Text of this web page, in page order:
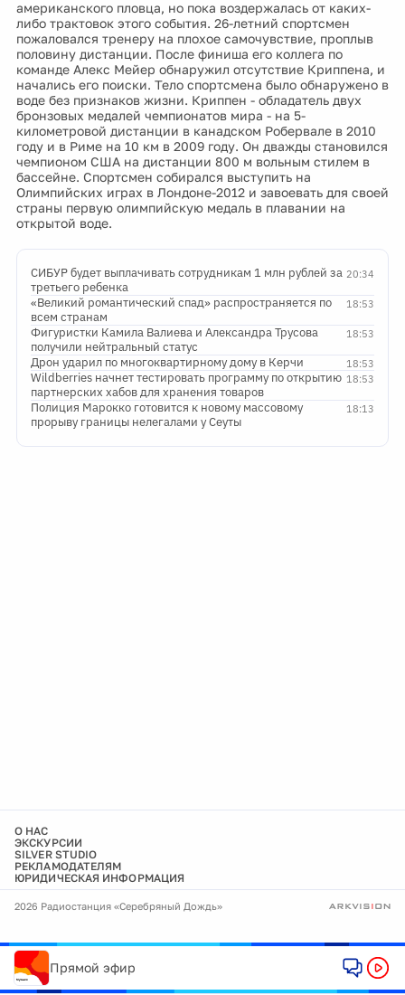
американского пловца, но пока воздержалась от каких-
либо трактовок этого события. 26-летний спортсмен
пожаловался тренеру на плохое самочувствие, проплыв
половину дистанции. После финиша его коллега по
команде Алекс Мейер обнаружил отсутствие Криппена, и
начались его поиски. Тело спортсмена было обнаружено в
воде без признаков жизни. Криппен - обладатель двух
бронзовых медалей чемпионатов мира - на 5-
километровой дистанции в канадском Робервале в 2010
году и в Риме на 10 км в 2009 году. Он дважды становился
чемпионом США на дистанции 800 м вольным стилем в
бассейне. Спортсмен собирался выступить на
Олимпийских играх в Лондоне-2012 и завоевать для своей
страны первую олимпийскую медаль в плавании на
открытой воде.
20:34
СИБУР будет выплачивать сотрудникам 1 млн рублей за
третьего ребенка
18:53
«Великий романтический спад» распространяется по
всем странам
18:53
Фигуристки Камила Валиева и Александра Трусова
получили нейтральный статус
18:53
Дрон ударил по многоквартирному дому в Керчи
18:53
Wildberries начнет тестировать программу по открытию
партнерских хабов для хранения товаров
18:13
Полиция Марокко готовится к новому массовому
прорыву границы нелегалами у Сеуты
О НАС
ЭКСКУРСИИ
SILVER STUDIO
РЕКЛАМОДАТЕЛЯМ
ЮРИДИЧЕСКАЯ ИНФОРМАЦИЯ
2026 Радиостанция «Серебряный Дождь»
Прямой эфир